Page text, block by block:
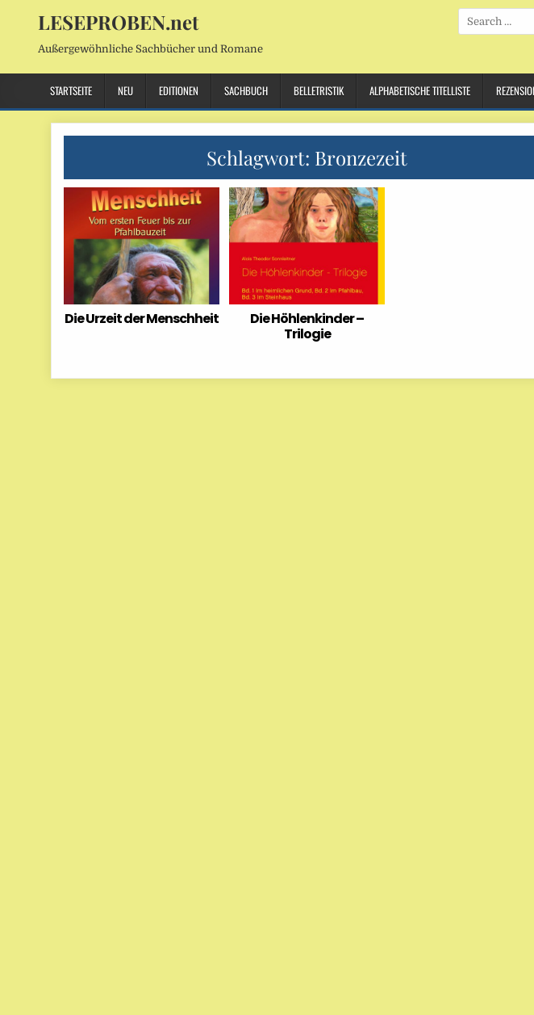
LESEPROBEN.net
Außergewöhnliche Sachbücher und Romane
Search
for:
STARTSEITE NEU EDITIONEN SACHBUCH BELLETRISTIK ALPHABETISCHE TITELLISTE
Schlagwort: Bronzezeit
Die Urzeit der Menschheit
Die Höhlenkinder –
Trilogie